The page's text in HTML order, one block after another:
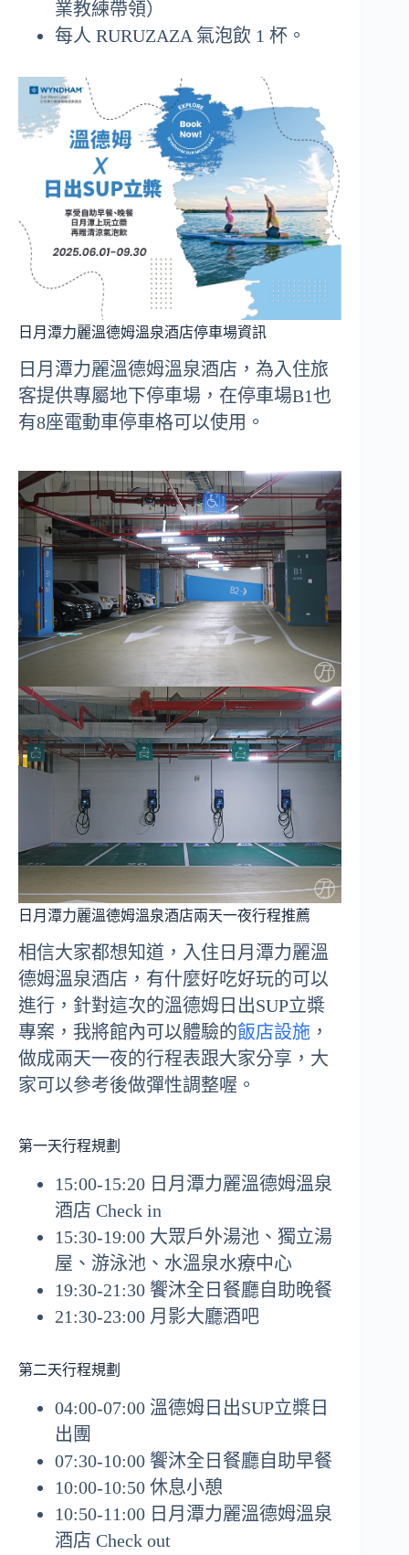
業教練帶領）
每人 RURUZAZA 氣泡飲 1 杯。
日月潭力麗溫德姆溫泉酒店停車場資訊
日月潭力麗溫德姆溫泉酒店，為入住旅
客提供專屬地下停車場，在停車場B1也
有8座電動車停車格可以使用。
日月潭力麗溫德姆溫泉酒店兩天一夜行程推薦
相信大家都想知道，入住日月潭力麗溫
德姆溫泉酒店，有什麼好吃好玩的可以
進行，針對這次的溫德姆日出SUP立槳
專案，我將館內可以體驗的飯店設施 ，
做成兩天一夜的行程表跟大家分享，大
家可以參考後做彈性調整喔。
第一天行程規劃
15:00-15:20 日月潭力麗溫德姆溫泉
酒店 Check in
15:30-19:00 大眾戶外湯池、獨立湯
屋、游泳池、水溫泉水療中心
19:30-21:30 饗沐全日餐廳自助晚餐
21:30-23:00 月影大廳酒吧
第二天行程規劃
04:00-07:00 溫德姆日出SUP立槳日
出團
07:30-10:00 饗沐全日餐廳自助早餐
10:00-10:50 休息小憩
10:50-11:00 日月潭力麗溫德姆溫泉
酒店 Check out